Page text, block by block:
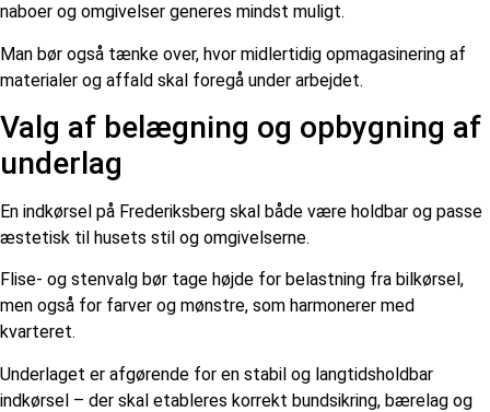
naboer og omgivelser generes mindst muligt.
Man bør også tænke over, hvor midlertidig opmagasinering af
materialer og affald skal foregå under arbejdet.
Valg af belægning og opbygning af
underlag
En indkørsel på Frederiksberg skal både være holdbar og passe
æstetisk til husets stil og omgivelserne.
Flise- og stenvalg bør tage højde for belastning fra bilkørsel,
men også for farver og mønstre, som harmonerer med
kvarteret.
Underlaget er afgørende for en stabil og langtidsholdbar
indkørsel – der skal etableres korrekt bundsikring, bærelag og